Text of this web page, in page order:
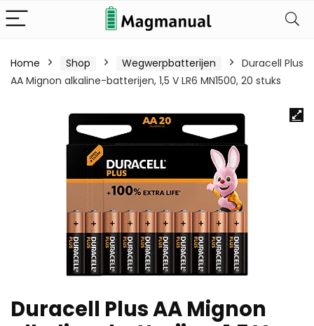
Home Shop Wegwerpbatterijen
Duracell Plus
AA Mignon alkaline-batterijen, 1,5 V LR6 MN1500, 20 stuks
Duracell Plus AA Mignon